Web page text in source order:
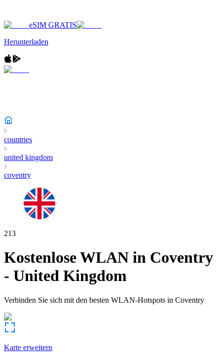
eSIM GRATIS
Herunterladen
countries
united kingdom
coventry
213
Kostenlose WLAN in Coventry
- United Kingdom
Verbinden Sie sich mit den besten WLAN-Hotspots in Coventry
Karte erweitern